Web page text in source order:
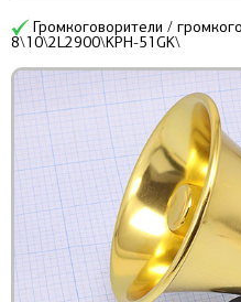
Громкоговорители /
8\10\2L2900\KPH-51GK\